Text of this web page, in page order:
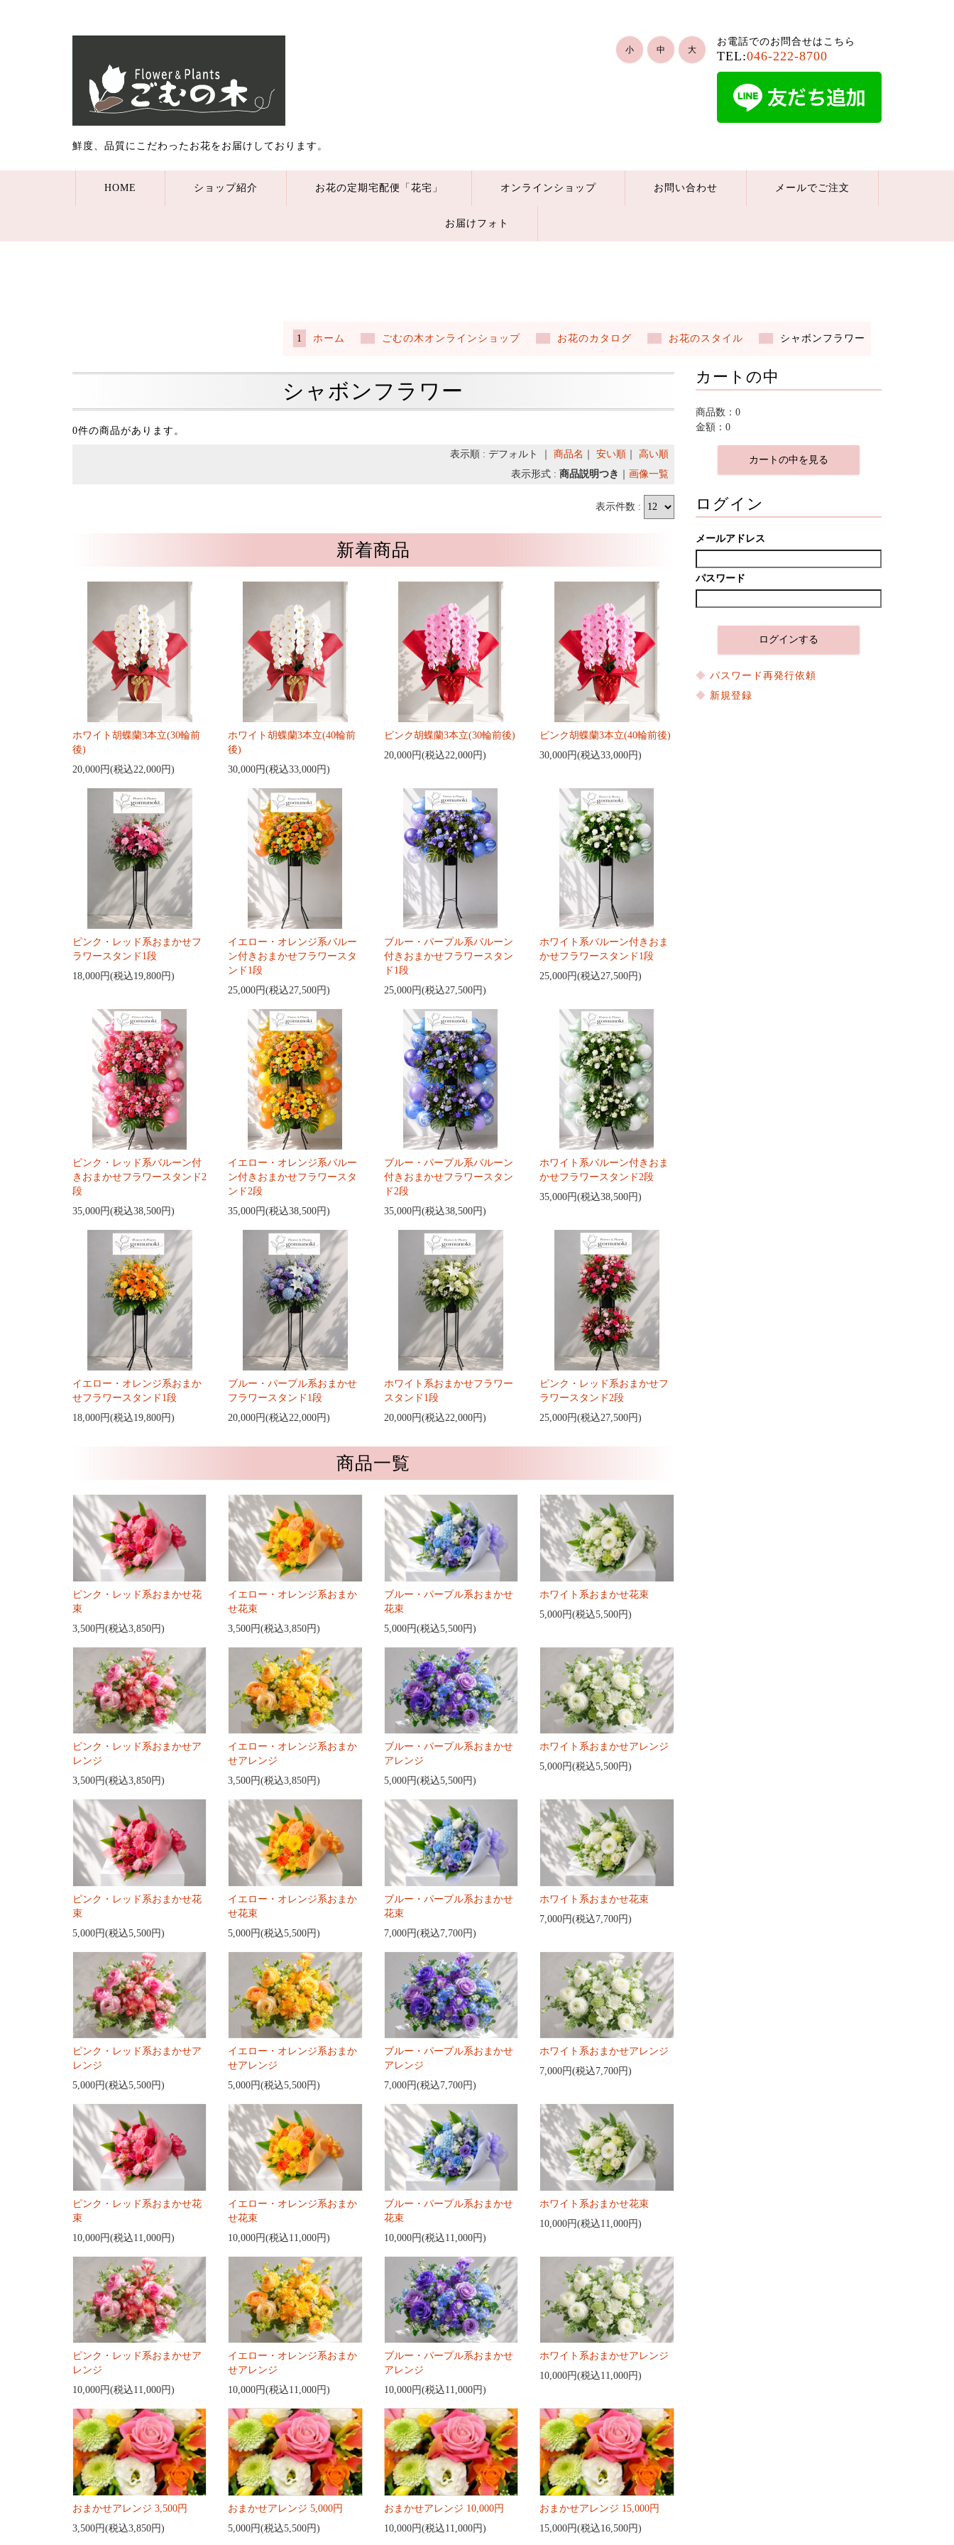
鮮度、品質にこだわったお花をお届けしております。
お電話でのお問合せはこちら
TEL:046-222-8700
小 中 大
HOME ショップ紹介 お花の定期宅配便「花宅」 オンラインショップ お問い合わせ メールでご注文
お届けフォト
ホーム ごむの木オンラインショップ お花のカタログ お花のスタイル シャボンフラワー
シャボンフラワー
0件の商品があります。
表示順 : デフォルト ｜ 商品名 安い順｜ 高い順
表示形式 : 商品説明つき 画像一覧
表示件数 :
新着商品
ホワイト胡蝶蘭3本立(30輪前
後)
20,000円(税込22,000円)
ホワイト胡蝶蘭3本立(40輪前
後)
30,000円(税込33,000円)
ピンク胡蝶蘭3本立(30輪前後)
20,000円(税込22,000円)
ピンク胡蝶蘭3本立(40輪前後)
30,000円(税込33,000円)
ピンク・レッド系おまかせフ
ラワースタンド1段
18,000円(税込19,800円)
イエロー・オレンジ系バルー
ン付きおまかせフラワースタ
ンド1段
25,000円(税込27,500円)
ブルー・パープル系バルーン
付きおまかせフラワースタン
ド1段
25,000円(税込27,500円)
ホワイト系バルーン付きおま
かせフラワースタンド1段
25,000円(税込27,500円)
ピンク・レッド系バルーン付
きおまかせフラワースタンド2
段
35,000円(税込38,500円)
イエロー・オレンジ系バルー
ン付きおまかせフラワースタ
ンド2段
35,000円(税込38,500円)
ブルー・パープル系バルーン
付きおまかせフラワースタン
ド2段
35,000円(税込38,500円)
ホワイト系バルーン付きおま
かせフラワースタンド2段
35,000円(税込38,500円)
イエロー・オレンジ系おまか
せフラワースタンド1段
18,000円(税込19,800円)
ブルー・パープル系おまかせ
フラワースタンド1段
20,000円(税込22,000円)
ホワイト系おまかせフラワー
スタンド1段
20,000円(税込22,000円)
ピンク・レッド系おまかせフ
ラワースタンド2段
25,000円(税込27,500円)
商品一覧
ピンク・レッド系おまかせ花
束
3,500円(税込3,850円)
イエロー・オレンジ系おまか
せ花束
3,500円(税込3,850円)
ブルー・パープル系おまかせ
花束
5,000円(税込5,500円)
ホワイト系おまかせ花束
5,000円(税込5,500円)
ピンク・レッド系おまかせア
レンジ
3,500円(税込3,850円)
イエロー・オレンジ系おまか
せアレンジ
3,500円(税込3,850円)
ブルー・パープル系おまかせ
アレンジ
5,000円(税込5,500円)
ホワイト系おまかせアレンジ
5,000円(税込5,500円)
ピンク・レッド系おまかせ花
束
5,000円(税込5,500円)
イエロー・オレンジ系おまか
せ花束
5,000円(税込5,500円)
ブルー・パープル系おまかせ
花束
7,000円(税込7,700円)
ホワイト系おまかせ花束
7,000円(税込7,700円)
ピンク・レッド系おまかせア
レンジ
5,000円(税込5,500円)
イエロー・オレンジ系おまか
せアレンジ
5,000円(税込5,500円)
ブルー・パープル系おまかせ
アレンジ
7,000円(税込7,700円)
ホワイト系おまかせアレンジ
7,000円(税込7,700円)
ピンク・レッド系おまかせ花
束
10,000円(税込11,000円)
イエロー・オレンジ系おまか
せ花束
10,000円(税込11,000円)
ブルー・パープル系おまかせ
花束
10,000円(税込11,000円)
ホワイト系おまかせ花束
10,000円(税込11,000円)
ピンク・レッド系おまかせア
レンジ
10,000円(税込11,000円)
イエロー・オレンジ系おまか
せアレンジ
10,000円(税込11,000円)
ブルー・パープル系おまかせ
アレンジ
10,000円(税込11,000円)
ホワイト系おまかせアレンジ
10,000円(税込11,000円)
おまかせアレンジ 3,500円
3,500円(税込3,850円)
おまかせアレンジ 5,000円
5,000円(税込5,500円)
おまかせアレンジ 10,000円
10,000円(税込11,000円)
おまかせアレンジ 15,000円
15,000円(税込16,500円)
カートの中
商品数：0
金額：0
カートの中を見る
ログイン
メールアドレス
パスワード
パスワード再発行依頼
新規登録